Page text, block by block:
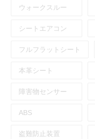
ウォークスルー
シートエアコン
フルフラットシート
本革シート
障害物センサー
ABS
盗難防止装置